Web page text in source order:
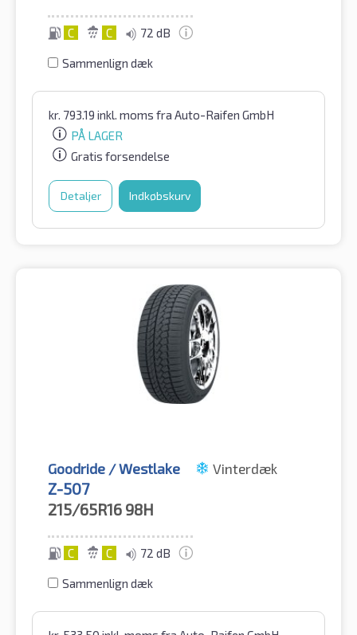
C C 72 dB
Sammenlign dæk
kr. 793.19 inkl. moms fra Auto-Raifen GmbH
PÅ LAGER
Gratis forsendelse
Detaljer Indkøbskurv
Goodride / Westlake Vinterdæk
Z-507
215/65R16 98H
C C 72 dB
Sammenlign dæk